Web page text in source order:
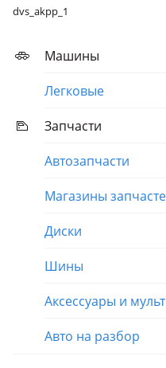
dvs_akpp_1
Машины
Легковые
Запчасти
Автозапчасти
Магазины
Диски
Шины
Аксессуары и
Авто на разбор